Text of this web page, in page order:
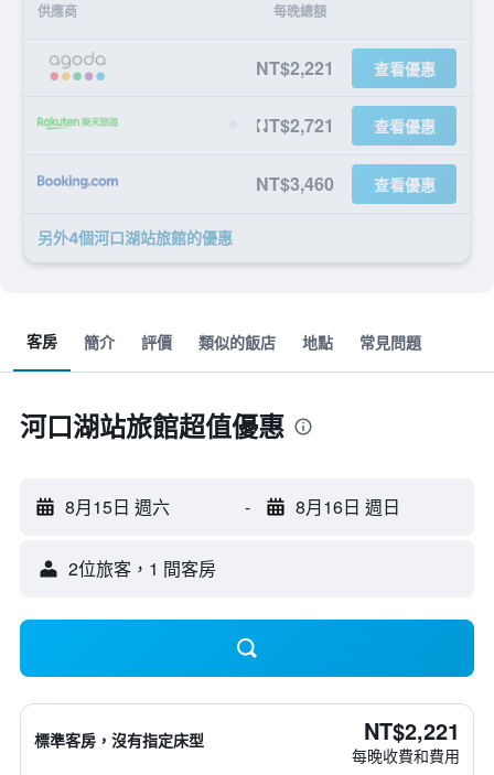
供應商 每晚總額
NT$2,221 查看優惠
NT$2,721 查看優惠
NT$3,460 查看優惠
另外4個河口湖站旅館​的優惠
客房 簡介 評價 類似的飯店 地點 常見問題
河口湖站旅館超值優惠
8月15日 週六 - 8月16日 週日
2位旅客，1 間客房
標準客房，沒有指定床型 NT$2,221
每晚收費和費用